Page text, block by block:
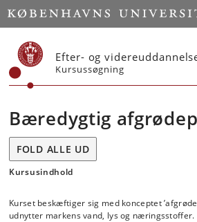
Start
Efter- og
Kursussøgning
Bæredygtig
FOLD ALLE UD
Kursusindhold
Kurset beskæftiger sig med konceptet
udnytter markens vand, lys og næringsstoffer.